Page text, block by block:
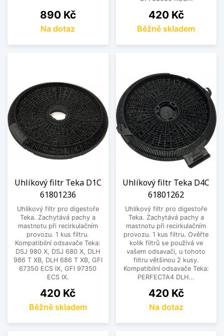
Cena
890 Kč
Na dotaz
Cena
420 Kč
Běžně skladem
Uhlíkový filtr Teka D1C
61801236
Uhlíkový filtr pro digestoře
Teka. Zachytává pachy a
mastnotu při recirkulačním
provozu. 1 kus filtru.
Kompatibilní odsavače Teka:
DSJ 980 X, DSJ 680 X, DLH
986 T XB, DLH 686 T XB, GFI
67350 ECS IX, GFI 97350
ECS IX.
Cena
420 Kč
Běžně skladem
Uhlíkový filtr Teka D4C
61801262
Uhlíkový filtr pro digestoře
Teka. Zachytává pachy a
mastnotu při recirkulačním
provozu. 1 kus filtru. Ověřte
kolik filtrů se používá ve
vašem odsavači, u tohoto
filtru většinou 2 kusy.
Kompatibilní odsavače Teka:
PERFECTA4 DLH...
Cena
420 Kč
Na dotaz